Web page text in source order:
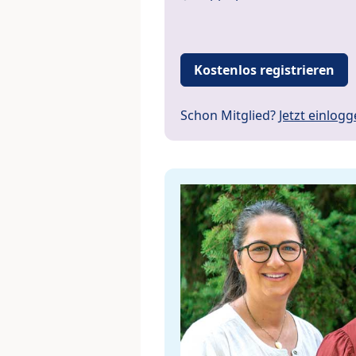
Kostenlos registrieren
Schon Mitglied? Jetzt